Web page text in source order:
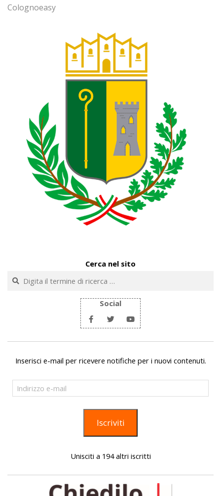
Colognoeasy
Cerca nel sito
Social
Inserisci e-mail per ricevere notifiche per i nuovi contenuti.
Indirizzo
e-
Iscriviti
Unisciti a 194 altri iscritti